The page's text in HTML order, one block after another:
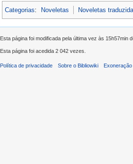
Categorias: Noveletas Noveletas
Esta página foi modificada pela última vez às 15h57min
Esta página foi acedida 2 042 vezes.
Política de privacidade Sobre o Bibliowiki